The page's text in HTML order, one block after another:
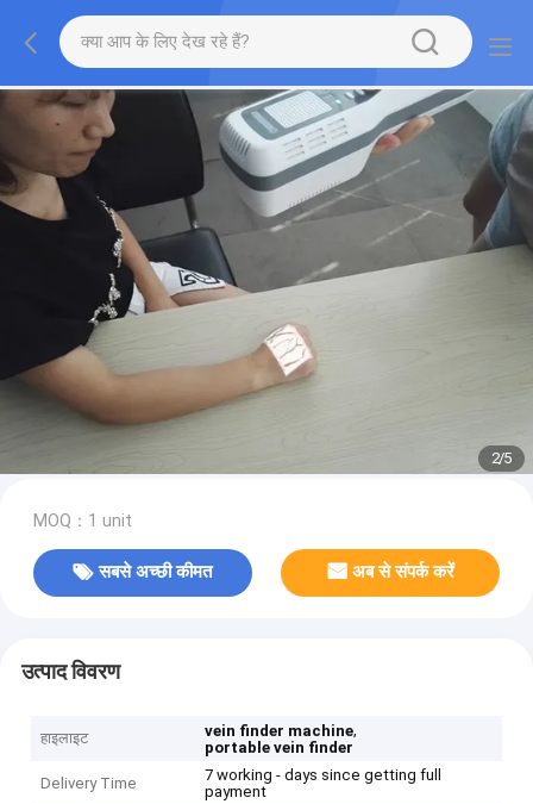
2/5
MOQ：1 unit
सबसे अच्छी कीमत अब से संपर्क करें
उत्पाद विवरण
हाइलाइट vein finder machine,
portable vein finder
Delivery Time
7 working - days since getting full
payment